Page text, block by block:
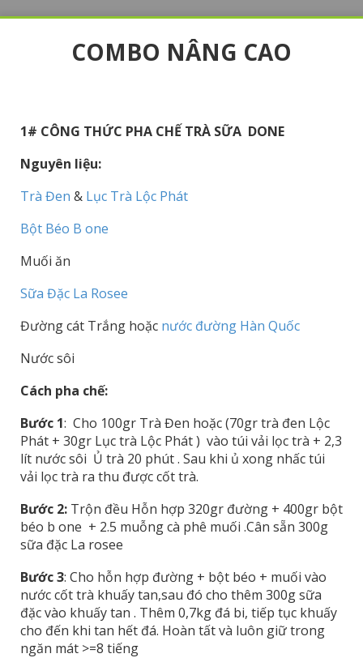
COMBO NÂNG CAO
1# CÔNG THỨC PHA CHẾ TRÀ SỮA DONE
Nguyên liệu:
Trà Đen & Lục Trà Lộc Phát
Bột Béo B one
Muối ăn
Sữa Đặc La Rosee
Đường cát Trắng hoặc nước đường Hàn Quốc
Nước sôi
Cách pha chế:
Bước 1: Cho 100gr Trà Đen hoặc (70gr trà đen Lộc
Phát + 30gr Lục trà Lộc Phát ) vào túi vải lọc trà + 2,3
lít nước sôi Ủ trà 20 phút . Sau khi ủ xong nhấc túi
vải lọc trà ra thu được cốt trà.
Bước 2: Trộn đều Hỗn hợp 320gr đường + 400gr bột
béo b one + 2.5 muỗng cà phê muối .Cân sẵn 300g
sữa đặc La rosee
Bước 3: Cho hỗn hợp đường + bột béo + muối vào
nước cốt trà khuấy tan,sau đó cho thêm 300g sữa
đặc vào khuấy tan . Thêm 0,7kg đá bi, tiếp tục khuấy
cho đến khi tan hết đá. Hoàn tất và luôn giữ trong
ngăn mát >=8 tiếng